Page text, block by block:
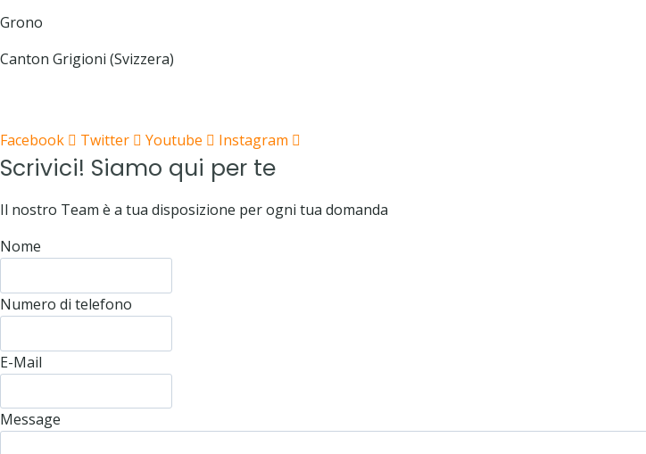
Grono
Canton Grigioni (Svizzera)
Facebook Twitter Youtube Instagram
Scrivici! Siamo qui per te
Il nostro Team è a tua disposizione per ogni tua domanda
Nome
Numero di telefono
E-Mail
Message